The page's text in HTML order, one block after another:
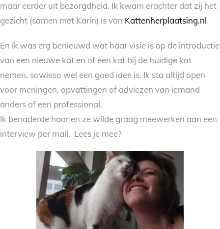
maar eerder uit bezorgdheid. Ik kwam erachter dat zij het
gezicht (samen met Karin) is van Kattenherplaatsing.nl
En ik was erg benieuwd wat haar visie is op de introductie
van een nieuwe kat en of een kat bij de huidige kat
nemen, sowieso wel een goed idee is. Ik sta altijd open
voor meningen, opvattingen of adviezen van iemand
anders of een professional.
Ik benaderde haar en ze wilde graag meewerken aan een
interview per mail. Lees je mee?